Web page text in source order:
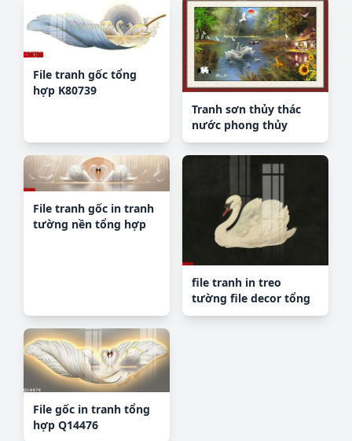
File tranh gốc tổng
hợp K80739
Tranh sơn thủy thác
nước phong thủy
ST1386
File tranh gốc in tranh
tường nền tổng hợp
file tranh in treo
tường file decor tổng
hợp R10173
File gốc in tranh tổng
hợp Q14476